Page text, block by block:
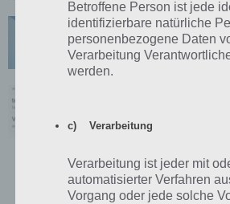
Samsung: upday
Benachrichtigungen
TUTORIALS 20. Februar 2018
TUTORIALS
NEUSTE FAQ
Betroffene Person ist jede
identifizierbare natürliche
personenbezogene Daten
Verarbeitung
werden.
c) Verarbeitung
Verarbeitung ist jeder mit
automatisierter Verfahren
Vorgang oder jede solche